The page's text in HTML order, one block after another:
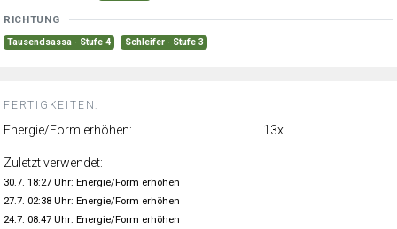
RICHTUNG
Tausendsassa · Stufe 4 Schleifer · Stufe 3
FERTIGKEITEN:
Energie/Form erhöhen: 13x
Zuletzt verwendet:
30.7. 18:27 Uhr: Energie/Form erhöhen
27.7. 02:38 Uhr: Energie/Form erhöhen
24.7. 08:47 Uhr: Energie/Form erhöhen